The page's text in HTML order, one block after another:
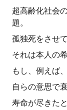
超高齢化社会
題。
孤独死をさせ
それは本人の
もし、例えば
自らの意思で
寿命が尽きた